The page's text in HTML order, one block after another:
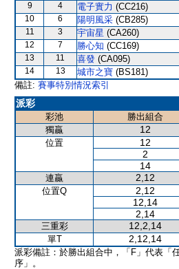
9 4 電子實力 (CC216)
10 6 陽明風采 (CB285)
11 3 宇宙星 (CA260)
12 7 勝心知 (CC169)
13 11 喜發 (CA095)
14 13 城市之寶 (BS181)
備註: 賽事特別情況索引
派彩
彩池 勝出組合
獨贏
12
位置 12
2
14
連贏 2,12
位置Q 2,12
12,14
2,14
三重彩 12,2,14
單T 2,12,14
派彩備註：於勝出組合中，「F」代表「
序」。